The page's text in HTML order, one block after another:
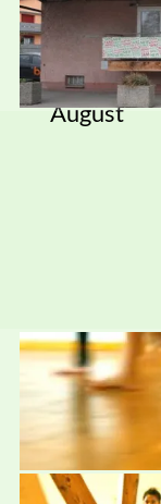
Hauptstrasse 68
CH - 4566 Kriegstetten